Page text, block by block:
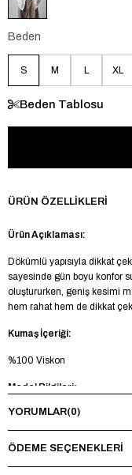
Beden
S M L XL
Beden Tablosu
ÜRÜN ÖZELLIKLERI
Ürün Açıklaması:
Dökümlü yapısıyla dikkat
sayesinde gün boyu konfor
oluştururken, geniş kesimi
hem rahat hem de dikkat
Kumaş İçeriği:
%100 Viskon
Model Bilgileri:
Boy 185 cm - Kilo 73 kg -
Yıkama Talimatı:
Maksimum 30°C’de tersten
YORUMLAR(0)
ÖDEME SEÇENEKLERI